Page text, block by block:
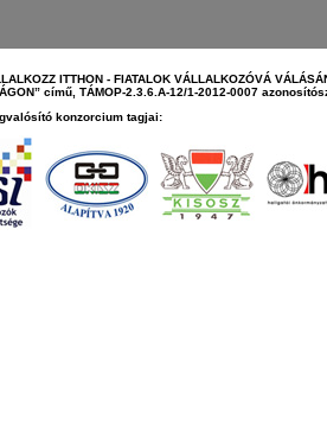
ITTHON - FIATALOK VÁLLALKOZÓVÁ
című, TÁMOP-2.3.6.A-12/1-2012-0007
konzorcium tagjai: